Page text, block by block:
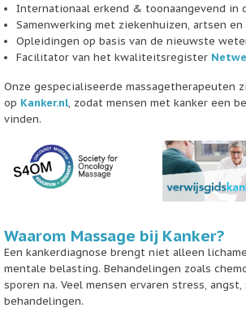
Internationaal erkend & toonaangevend in
Samenwerking met ziekenhuizen, artsen
Opleidingen op basis van de nieuwste
Facilitator van het kwaliteitsregister
Onze gespecialiseerde massagetherapeuten
op Kanker.nl, zodat mensen met kanker een
vinden.
Waarom Massage bij Kanker?
Een kankerdiagnose brengt niet alleen
mentale belasting. Behandelingen zoals
sporen na. Veel mensen ervaren stress,
behandelingen.